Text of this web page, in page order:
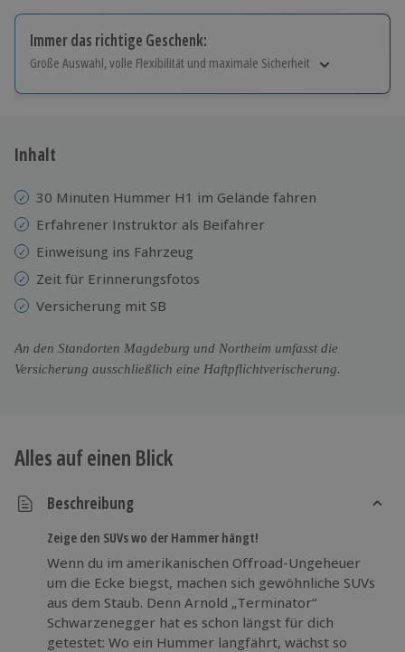
Immer das richtige Geschenk:
Große Auswahl, volle Flexibilität und maximale Sicherheit
Jeder Gutschein für alle Erlebnisse einlösbar.
Inhalt
30 Minuten Hummer H1 im Gelände fahren
Erfahrener Instruktor als Beifahrer
Einweisung ins Fahrzeug
Zeit für Erinnerungsfotos
Versicherung mit SB
An den Standorten Magdeburg und Northeim umfasst die
Versicherung ausschließlich eine Haftpflichtverischerung.
Alles auf einen Blick
Beschreibung
Zeige den SUVs wo der Hammer hängt!
Wenn du im amerikanischen Offroad-Ungeheuer
um die Ecke biegst, machen sich gewöhnliche SUVs
aus dem Staub. Denn Arnold „Terminator“
Schwarzenegger hat es schon längst für dich
getestet: Wo ein Hummer langfährt, wächst so